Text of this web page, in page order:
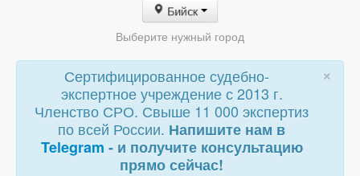
Бийск
Выберите нужный город
×
Сертифицированное судебно-
экспертное учреждение с 2013 г.
Членство СРО. Свыше 11 000 экспертиз
по всей России. Напишите нам в
Telegram - и получите консультацию
прямо сейчас!